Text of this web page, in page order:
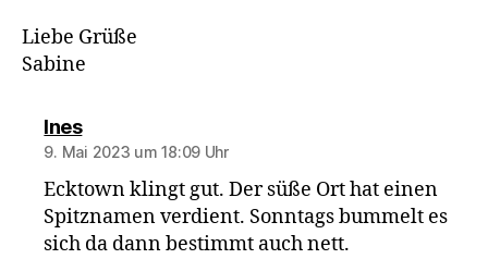
Liebe Grüße
Sabine
Inessagt:
9. Mai 2023 um 18:09 Uhr
Ecktown klingt gut. Der süße Ort hat einen
Spitznamen verdient. Sonntags bummelt es
sich da dann bestimmt auch nett.